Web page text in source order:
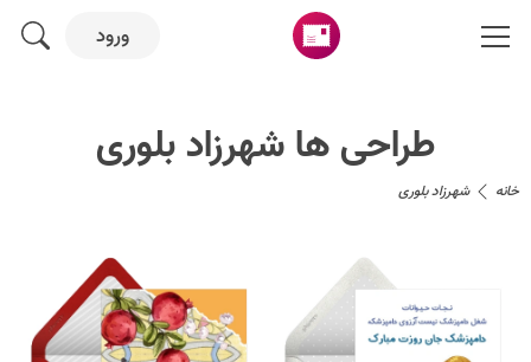
ورود
طراحی ها شهرزاد بلوری
خانه شهرزاد بلوری